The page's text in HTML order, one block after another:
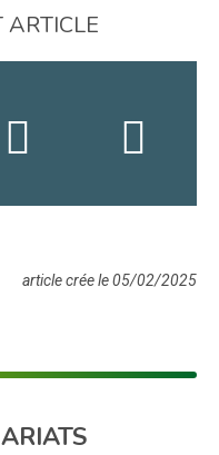
ARTICLE
article crée le 05/02/2025